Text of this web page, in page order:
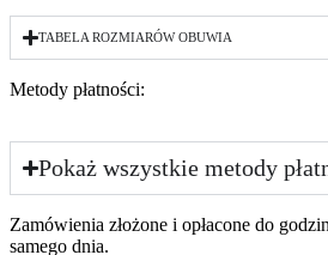
TABELA ROZMIARÓW OBUWIA
Metody płatności:
Pokaż wszystkie metody
Zamówienia złożone i opłacone do
samego dnia.